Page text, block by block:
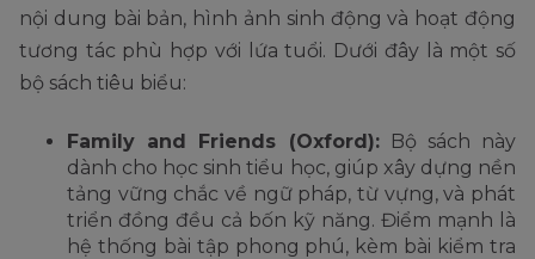
nội dung bài bản, hình ảnh sinh động và hoạt động
tương tác phù hợp với lứa tuổi. Dưới đây là một số
bộ sách tiêu biểu:
Family and Friends (Oxford):Bộ sách này
dành cho học sinh tiểu học, giúp xây dựng nền
tảng vững chắc về ngữ pháp, từ vựng, và phát
triển đồng đều cả bốn kỹ năng. Điểm mạnh là
hệ thống bài tập phong phú, kèm bài kiểm tra